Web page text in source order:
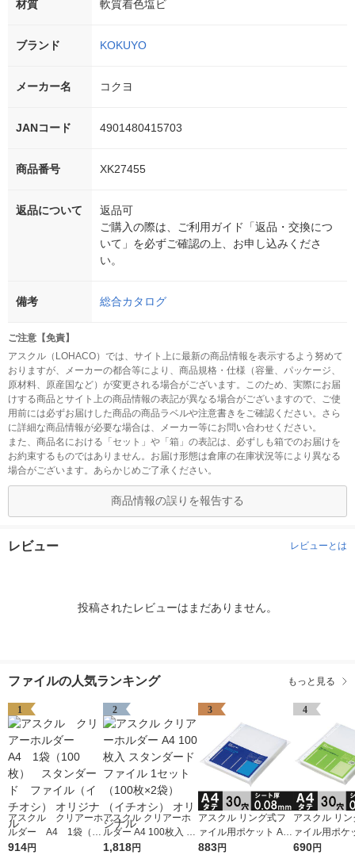
材質 軟質着色塩ビ
ブランド KOKUYO
メーカー名 コクヨ
JANコード 4901480415703
商品番号 XK27455
返品について
返品可
ご購入の際は、ご利用ガイド「返品・交換につ
いて」を必ずご確認の上、お申し込みくださ
い。
備考 総合カタログ
ご注意【免責】
アスクル（LOHACO）では、サイト上に最新の商品情報を表示するよう努めて
おりますが、メーカーの都合等により、商品規格・仕様（容量、パッケージ、
原材料、原産国など）が変更される場合がございます。このため、実際にお届
けする商品とサイト上の商品情報の表記が異なる場合がございますので、ご使
用前には必ずお届けした商品の商品ラベルや注意書きをご確認ください。さら
に詳細な商品情報が必要な場合は、メーカー等にお問い合わせください。
また、商品名における「セット」や「箱」の表記は、必ずしも箱でのお届けを
お約束するものではありません。お届け形態は倉庫の在庫状況等により異なる
場合がございます。あらかじめご了承ください。
商品情報の誤りを報告する
レビュー レビューとは
投稿されたレビューはまだありません。
ファイルの人気ランキング もっと見る
1
アスクル クリアーホ
ルダー A4 1袋（10
0枚） スタンダー
914円
2
アスクル クリアーホ
ルダー A4 100枚入 ス
タンダード ファイル
1,818円
3
アスクル リング式フ
ァイル用ポケット A4
タテ 30穴 厚さ0.08m
883円
4
アスクル リ
ァイル用ポケ
タテ 30穴 厚
690円